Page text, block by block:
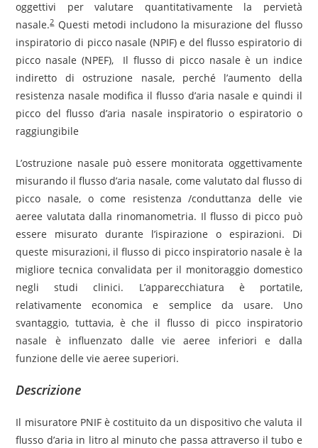
oggettivi per valutare quantitativamente la pervietà
nasale.2Questi metodi includono la misurazione del flusso
inspiratorio di picco nasale (NPIF) e del flusso espiratorio di
picco nasale (NPEF), Il flusso di picco nasale è un indice
indiretto di ostruzione nasale, perché l’aumento della
resistenza nasale modifica il flusso d’aria nasale e quindi il
picco del flusso d’aria nasale inspiratorio o espiratorio o
raggiungibile
L’ostruzione nasale può essere monitorata oggettivamente
misurando il flusso d’aria nasale, come valutato dal flusso di
picco nasale, o come resistenza /conduttanza delle vie
aeree valutata dalla rinomanometria. Il flusso di picco può
essere misurato durante l’ispirazione o espirazioni. Di
queste misurazioni, il flusso di picco inspiratorio nasale è la
migliore tecnica convalidata per il monitoraggio domestico
negli studi clinici. L’apparecchiatura è portatile,
relativamente economica e semplice da usare. Uno
svantaggio, tuttavia, è che il flusso di picco inspiratorio
nasale è influenzato dalle vie aeree inferiori e dalla
funzione delle vie aeree superiori.
Descrizione
Il misuratore PNIF è costituito da un dispositivo che valuta il
flusso d’aria in litro al minuto che passa attraverso il tubo e